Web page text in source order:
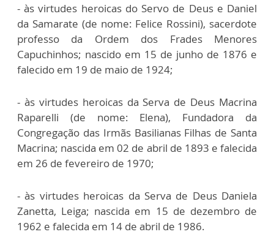
- às virtudes heroicas do Servo de Deus e Daniel
da Samarate (de nome: Felice Rossini), sacerdote
professo da Ordem dos Frades Menores
Capuchinhos; nascido em 15 de junho de 1876 e
falecido em 19 de maio de 1924;
- às virtudes heroicas da Serva de Deus Macrina
Raparelli (de nome: Elena), Fundadora da
Congregação das Irmãs Basilianas Filhas de Santa
Macrina; nascida em 02 de abril de 1893 e falecida
em 26 de fevereiro de 1970;
- às virtudes heroicas da Serva de Deus Daniela
Zanetta, Leiga; nascida em 15 de dezembro de
1962 e falecida em 14 de abril de 1986.